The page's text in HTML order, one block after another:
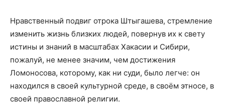
Нравственный подвиг отрока Штыгашева, стремление
изменить жизнь близких людей, повернув их к свету
истины и знаний в масштабах Хакасии и Сибири,
пожалуй, не менее значим, чем достижения
Ломоносова, которому, как ни суди, было легче: он
находился в своей культурной среде, в своём этносе, в
своей православной религии.